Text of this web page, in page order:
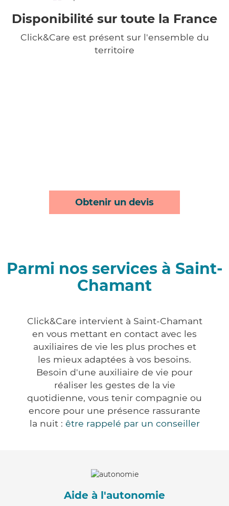
Disponibilité sur toute la France
Click&Care est présent sur l'ensemble du
territoire
Obtenir un devis
Parmi nos services à Saint-
Chamant
Click&Care intervient à Saint-Chamant
en vous mettant en contact avec les
auxiliaires de vie les plus proches et
les mieux adaptées à vos besoins.
Besoin d'une auxiliaire de vie pour
réaliser les gestes de la vie
quotidienne, vous tenir compagnie ou
encore pour une présence rassurante
la nuit : être rappelé par un conseiller
Aide à l'autonomie